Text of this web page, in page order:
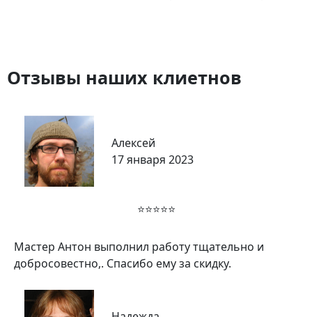
Отзывы наших клиетнов
Алексей
17 января 2023
⭐⭐⭐⭐⭐
Мастер Антон выполнил работу тщательно и
добросовестно,. Спасибо ему за скидку.